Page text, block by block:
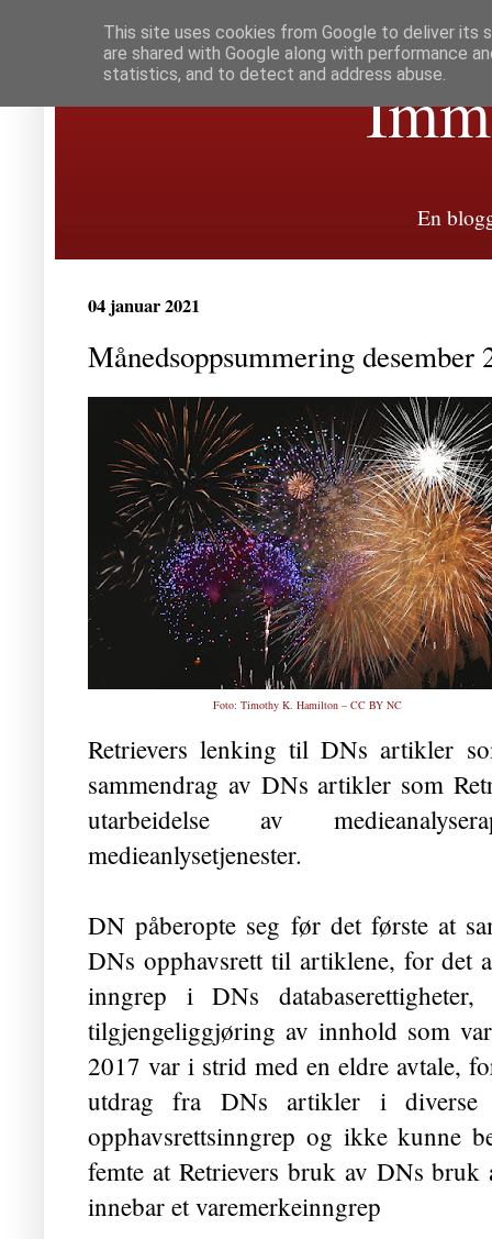
En
04 januar 2021
Månedsoppsummering desember
Foto: Timothy K. Hamilton – CC BY NC
Retrievers lenking til DNs artikler
sammendrag av DNs artikler som
utarbeidelse av
medieanlysetjenester.
DN påberopte seg før det første at
DNs opphavsrett til artiklene, for det
inngrep i DNs
tilgjengeliggjøring av innhold som
2017 var i strid med en eldre avtale,
utdrag fra DNs artikler i diverse
opphavsrettsinngrep og ikke kunne
femte at Retrievers bruk av DNs
innebar et varemerkeinngrep
This site uses cookies from Google to deliver its
are shared with Google along with performance
statistics, and to detect and address abuse.